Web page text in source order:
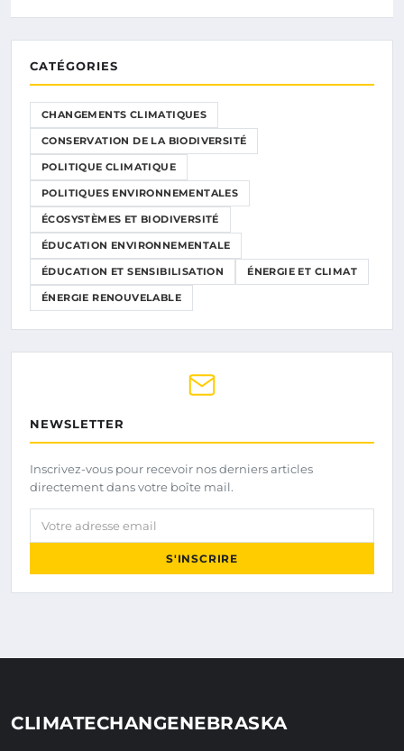
CATÉGORIES
CHANGEMENTS CLIMATIQUES
CONSERVATION DE LA BIODIVERSITÉ
POLITIQUE CLIMATIQUE
POLITIQUES ENVIRONNEMENTALES
ÉCOSYSTÈMES ET BIODIVERSITÉ
ÉDUCATION ENVIRONNEMENTALE
ÉDUCATION ET SENSIBILISATION ÉNERGIE ET CLIMAT
ÉNERGIE RENOUVELABLE
NEWSLETTER
Inscrivez-vous pour recevoir nos derniers articles
directement dans votre boîte mail.
Votre adresse email
S'INSCRIRE
CLIMATECHANGENEBRASKA